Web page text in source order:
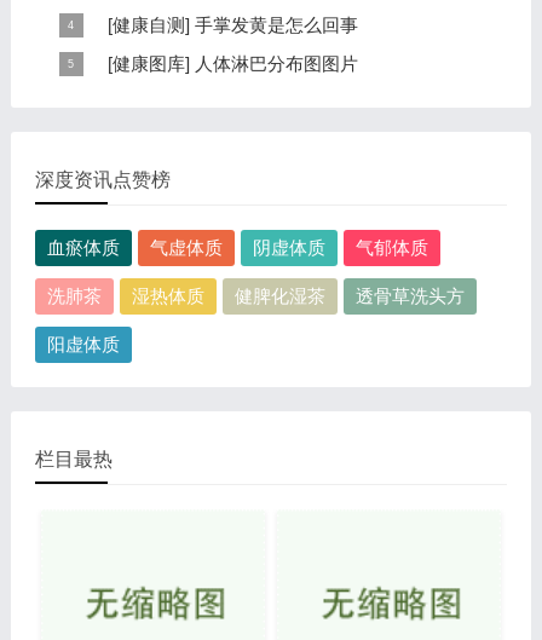
6大章，66个小节的详细内容。涉及到全身的各个反射
区，以及自然疗法、反射区疗法、食疗等。另外...
耳穴在耳郭的分布有一定规律，耳穴在耳郭的分布犹如一
个倒置在子宫内的胎儿，头部朝下，臀部朝上。其分布的
规律是，与面颊相应的穴位在耳垂；与上肢相...
[健康自测] 手掌发黄是怎么回事
手掌发黄，一般是血管内血液不充盈或是皮肤营养不良的
[健康图库] 人体淋巴分布图图片
深度资讯点赞榜
血瘀体质 气虚体质 阴虚体质 气郁体质
洗肺茶 湿热体质 健脾化湿茶 透骨草洗头方
阳虚体质
栏目最热